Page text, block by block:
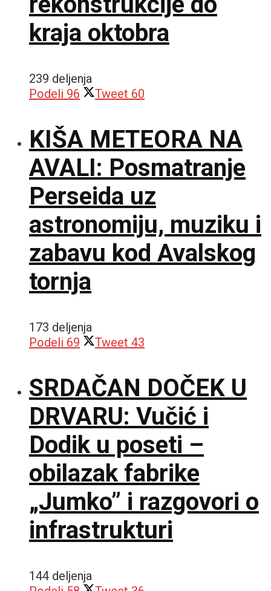
kraja oktobra
239 deljenja
Podeli 96 Tweet 60
KIŠA METEORA NA
AVALI: Posmatranje
Perseida uz
astronomiju, muziku i
zabavu kod Avalskog
tornja
173 deljenja
Podeli 69 Tweet 43
SRDAČAN DOČEK U
DRVARU: Vučić i
Dodik u poseti –
obilazak fabrike
„Jumko” i razgovori o
infrastrukturi
144 deljenja